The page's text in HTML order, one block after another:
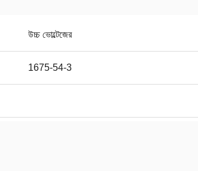
উচ্চ ভোল্টেজের
1675-54-3